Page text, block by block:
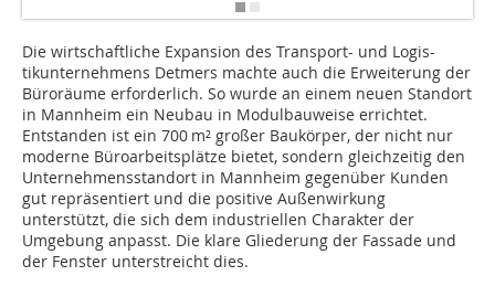
Die wirtschaftliche Expansion des Transport- und Logis-
tikunternehmens Detmers machte auch die Erweiterung der
Büroräume erforderlich. So wurde an einem neuen Standort
in Mannheim ein Neubau in Modulbauweise errichtet.
Entstanden ist ein 700 m² großer Baukörper, der nicht nur
moderne Büroarbeitsplätze bietet, sondern gleichzeitig den
Unternehmensstandort in Mannheim gegenüber Kunden
gut repräsentiert und die positive Außenwirkung
unterstützt, die sich dem industriellen Charakter der
Umgebung anpasst. Die klare Gliederung der Fassade und
der Fenster unterstreicht dies.